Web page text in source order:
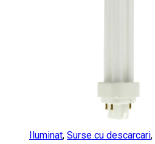
Iluminat, Surse cu descarcari,